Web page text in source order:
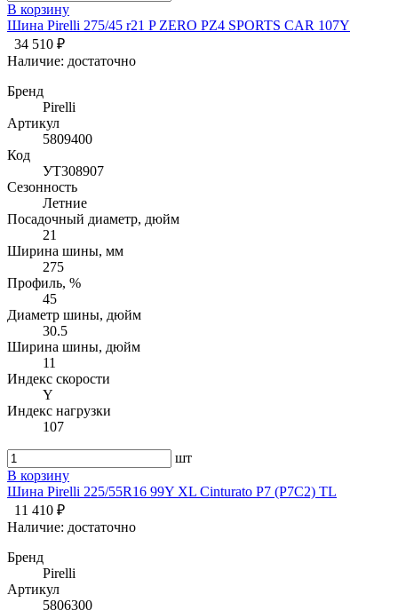
В корзину
Шина Pirelli 275/45 r21 P ZERO PZ4 SPORTS CAR 107Y
34 510 ₽
Наличие: достаточно
Бренд
Pirelli
Артикул
5809400
Код
УТ308907
Сезонность
Летние
Посадочный диаметр, дюйм
21
Ширина шины, мм
275
Профиль, %
45
Диаметр шины, дюйм
30.5
Ширина шины, дюйм
11
Индекс скорости
Y
Индекс нагрузки
107
шт
В корзину
Шина Pirelli 225/55R16 99Y XL Cinturato P7 (P7C2) TL
11 410 ₽
Наличие: достаточно
Бренд
Pirelli
Артикул
5806300